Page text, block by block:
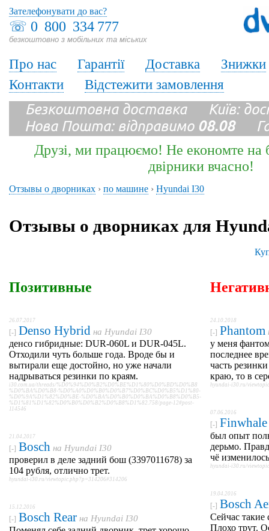
☏ 0 800 334 777
безкоштовно з мобільних та міських
Зателефонувати до вас?
Про нас Гарантії Доставка
Знижки
Контакти
Відстежити замовлення
Безкоштовна доставка Київ:
Нова Пошта: відправимо 08.08
Друзі, ми працюємо! Не економте на
двірники вчасно!
Отзывы о дворниках › по машине › Hyundai I30
Отзывы о дворниках для
Позитивные
26.07.2017
[-] Denso Hybrid на Hyundai I30
денсо гибридные: DUR-060L и DUR-045L.
Отходили чуть больше года. Вроде бы и
вытирали еще достойно, но уже начали
надрываться резинки по краям.
i30.com.ua/threads/%D0%94%D0%B2%D0%BE%D1%80%D0%BD%D0%B8
%D0%BA%D0%B8-%D0%A0%D0%B0%D0%B7%D0%BC%D0%B5%D1%80-
%D0%9A%D1%82%D0%BE-%D0%BA%D0%B0%D0%BA%D0%B8%D0%B5-
%D1%81%D1%82%D0%B0%D0%B2%D0%B8%D1%82.758/page-12#post-
114546
21.04.2017
[-] Bosch на Hyundai I30
проверил в деле задний бош (3397011678) за
104 рубля, отлично трет.
hyundai-i30.ru/viewtopic.php?p=314206#314206
15.12.2016
[-] Bosch Rear на Hyundai I30
24.10.2018
[-] Phantom
у меня
последнее
часть
краю, то в
hyundai-i30.ru/
07.06.2016
[-] Finwhale
был опыт
дерьмо.
чё
hyundai-i30.ru/
19.04.2016
[-] Bosch
Сейчас
Плохо трут.